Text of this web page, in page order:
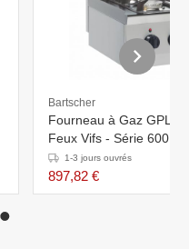
Bartscher
Fourneau à Gaz GPL
Feux Vifs - Série 600 -
400x600x290(h)mm
1-3 jours ouvrés
897,82 €